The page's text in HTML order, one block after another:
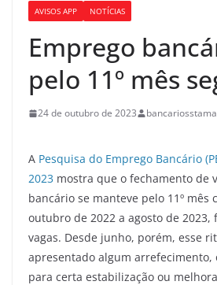
AVISOS APP NOTÍCIAS
Emprego
pelo 11º mês
24 de outubro de 2023
A Pesquisa do Emprego Bancário
2023 mostra que o fechamento de
bancário se manteve pelo 11º mês
outubro de 2022 a agosto de 2023,
vagas. Desde junho, porém, esse
apresentado algum arrefecimento,
para certa estabilização ou